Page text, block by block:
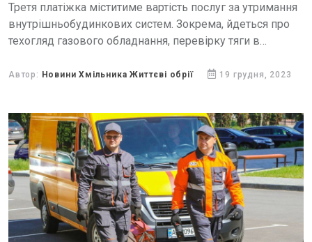
Третя платіжка міститиме вартість послуг за утримання
внутрішньобудинкових систем. Зокрема, йдеться про
техогляд газового обладнання, перевірку тяги в
загазованості та чимало іншого.
Автор: Новини Хмільника Життєві обрії 19 грудня, 2023